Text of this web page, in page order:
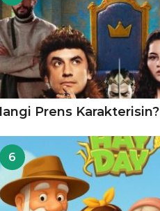
Prens Karakterisin?
6